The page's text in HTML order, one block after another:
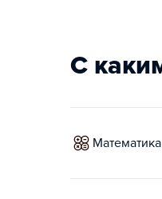
С
математика